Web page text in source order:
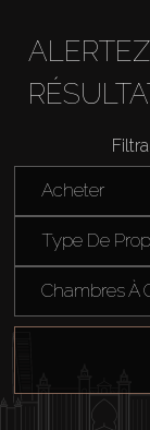
Louer
Vendre
Hors Plan
Acheter
Type De
Chambres À